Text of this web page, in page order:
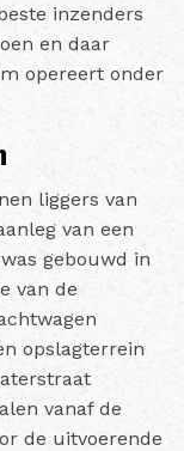
inzenders
en daar
opereert onder
liggers van
van een
gebouwd in
van de
opslagterrein
vanaf de
de uitvoerende